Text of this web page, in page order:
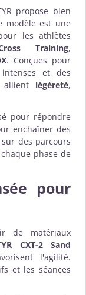
propose bien
modèle est une
les athlètes
Training,
. Conçues pour
et des
allient légèreté,
pour répondre
enchaîner des
des parcours
phase de
pour
de matériaux
CXT-2 Sand
l'agilité.
et les séances